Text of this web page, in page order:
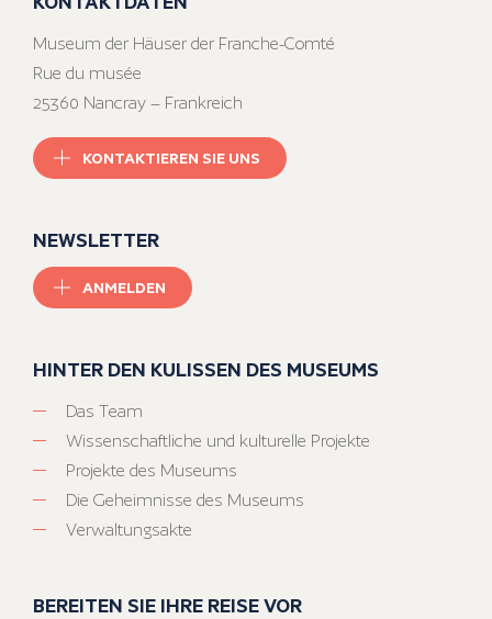
Museum der Häuser der Franche-Comté
Rue du musée
25360 Nancray – Frankreich
KONTAKTIEREN SIE UNS
NEWSLETTER
ANMELDEN
HINTER DEN KULISSEN DES MUSEUMS
Das Team
Wissenschaftliche und kulturelle Projekte
Projekte des Museums
Die Geheimnisse des Museums
Verwaltungsakte
BEREITEN SIE IHRE REISE VOR